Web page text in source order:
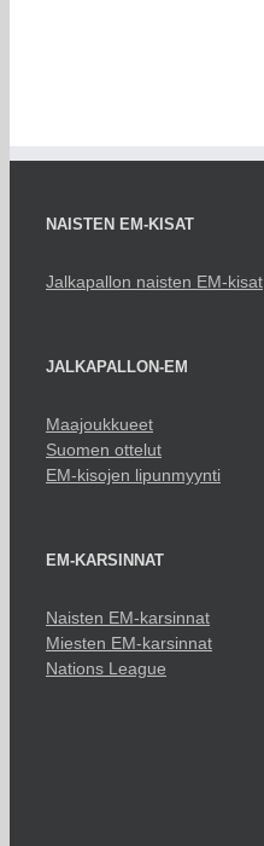
NAISTEN EM-KISAT
Jalkapallon naisten EM-kisat
JALKAPALLON-EM
Maajoukkueet
Suomen ottelut
EM-kisojen lipunmyynti
EM-KARSINNAT
Naisten EM-karsinnat
Miesten EM-karsinnat
Nations League